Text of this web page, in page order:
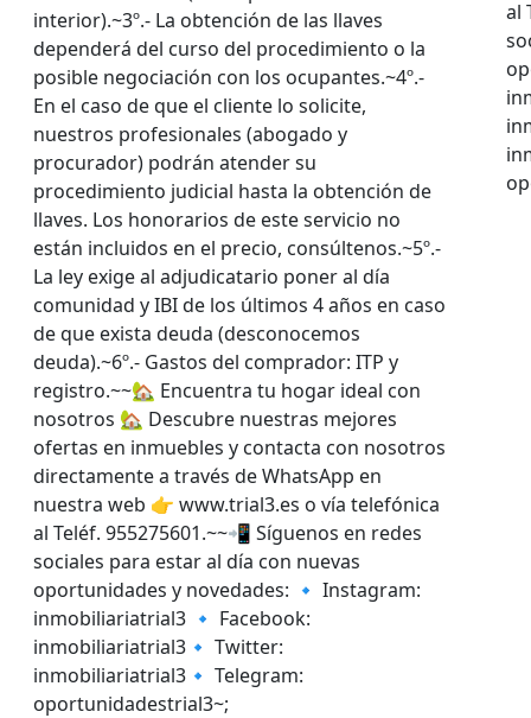
interior).~3º.- La obtención de las llaves
dependerá del curso del procedimiento o la
posible negociación con los ocupantes.~4º.-
En el caso de que el cliente lo solicite,
nuestros profesionales (abogado y
procurador) podrán atender su
procedimiento judicial hasta la obtención de
llaves. Los honorarios de este servicio no
están incluidos en el precio, consúltenos.~5º.-
La ley exige al adjudicatario poner al día
comunidad y IBI de los últimos 4 años en caso
de que exista deuda (desconocemos
deuda).~6º.- Gastos del comprador: ITP y
registro.~~🏡 Encuentra tu hogar ideal con
nosotros 🏡 Descubre nuestras mejores
ofertas en inmuebles y contacta con nosotros
directamente a través de WhatsApp en
nuestra web 👉 www.trial3.es o vía telefónica
al Teléf. 955275601.~~📲 Síguenos en redes
sociales para estar al día con nuevas
oportunidades y novedades: 🔹 Instagram:
inmobiliariatrial3 🔹 Facebook:
inmobiliariatrial3🔹 Twitter:
inmobiliariatrial3🔹 Telegram:
oportunidadestrial3~;
al